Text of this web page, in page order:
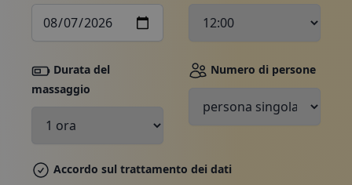
Prenota, contattaci
Durata del
massaggio
Numero di persone
Accordo sul trattamento dei dati